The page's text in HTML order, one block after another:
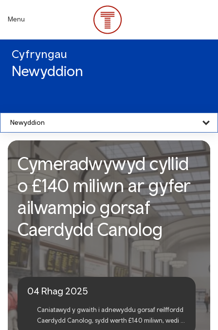
content
Menu
Cyfryngau
Newyddion
Newyddion
Cymeradwywyd cyllid o
£140 miliwn ar gyfer
ailwampio gorsaf Caerdydd
Canolog
Cymeradwywyd cyllid
o £140 miliwn ar gyfer
ailwampio gorsaf
Caerdydd Canolog
04 Rhag 2025
Caniatawyd y gwaith i adnewyddu gorsaf reilffordd
Caerdydd Canolog, sydd werth £140 miliwn, wedi i